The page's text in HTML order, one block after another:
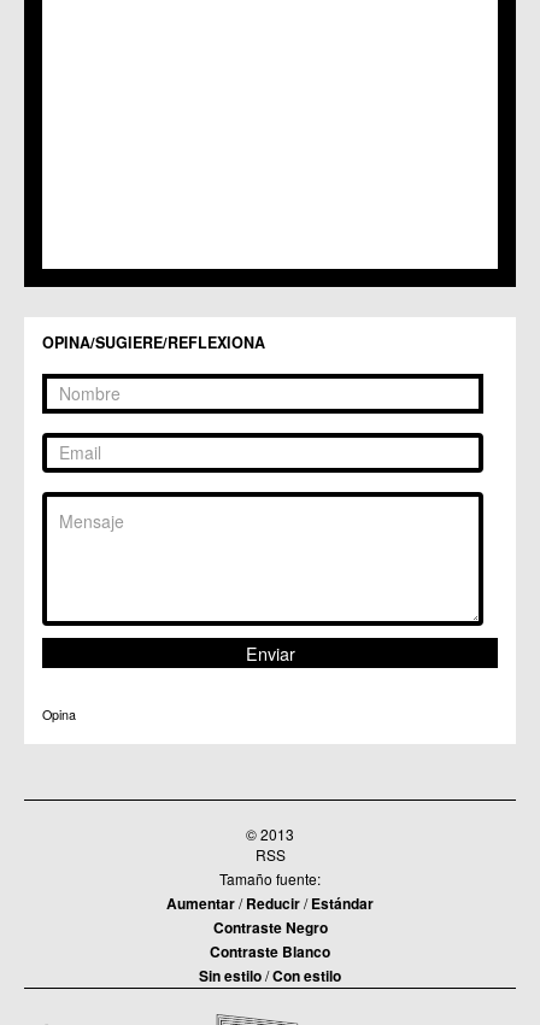
OPINA/SUGIERE/REFLEXIONA
Opina
© 2013
RSS
Tamaño fuente:
Aumentar/Reducir/Estándar
Contraste Negro
Contraste Blanco
Sin estilo/Con estilo